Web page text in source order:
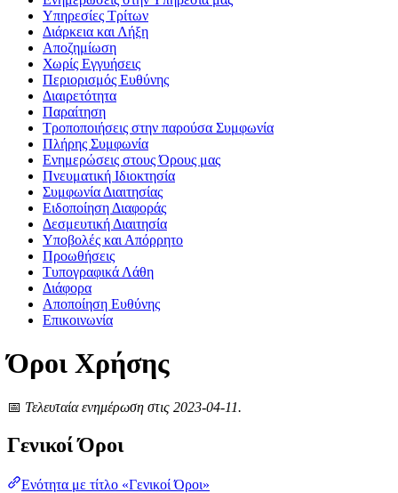
Υπηρεσίες Τρίτων
Διάρκεια και Λήξη
Αποζημίωση
Χωρίς Εγγυήσεις
Περιορισμός Ευθύνης
Διαιρετότητα
Παραίτηση
Τροποποιήσεις στην παρούσα Συμφωνία
Πλήρης Συμφωνία
Ενημερώσεις στους Όρους μας
Πνευματική Ιδιοκτησία
Συμφωνία Διαιτησίας
Ειδοποίηση Διαφοράς
Δεσμευτική Διαιτησία
Υποβολές και Απόρρητο
Προωθήσεις
Τυπογραφικά Λάθη
Διάφορα
Αποποίηση Ευθύνης
Επικοινωνία
Όροι Χρήσης
📅 Τελευταία ενημέρωση στις 2023-04-11.
Γενικοί Όροι
Ενότητα με τίτλο «Γενικοί Όροι»